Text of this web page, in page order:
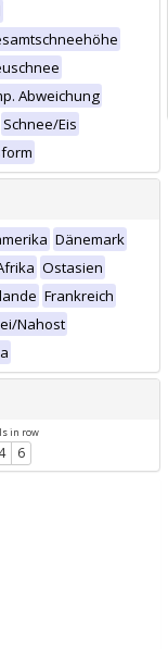
Abweichung
Schnee/Eis
Dänemark
Ostasien
Frankreich
Nahost
in row
4 6